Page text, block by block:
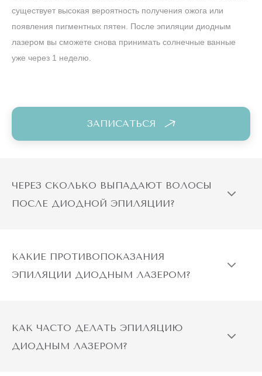
существует высокая вероятность получения ожога или
появления пигментных пятен. После эпиляции диодным
лазером вы сможете снова принимать солнечные ванные
уже через 1 неделю.
ЗАПИСАТЬСЯ
ЧЕРЕЗ СКОЛЬКО ВЫПАДАЮТ ВОЛОСЫ
ПОСЛЕ ДИОДНОЙ ЭПИЛЯЦИИ?
КАКИЕ ПРОТИВОПОКАЗАНИЯ
ЭПИЛЯЦИИ ДИОДНЫМ ЛАЗЕРОМ?
КАК ЧАСТО ДЕЛАТЬ ЭПИЛЯЦИЮ
ДИОДНЫМ ЛАЗЕРОМ?